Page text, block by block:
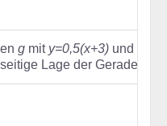
g mit y=0,5(x+3) und
Lage der Geraden